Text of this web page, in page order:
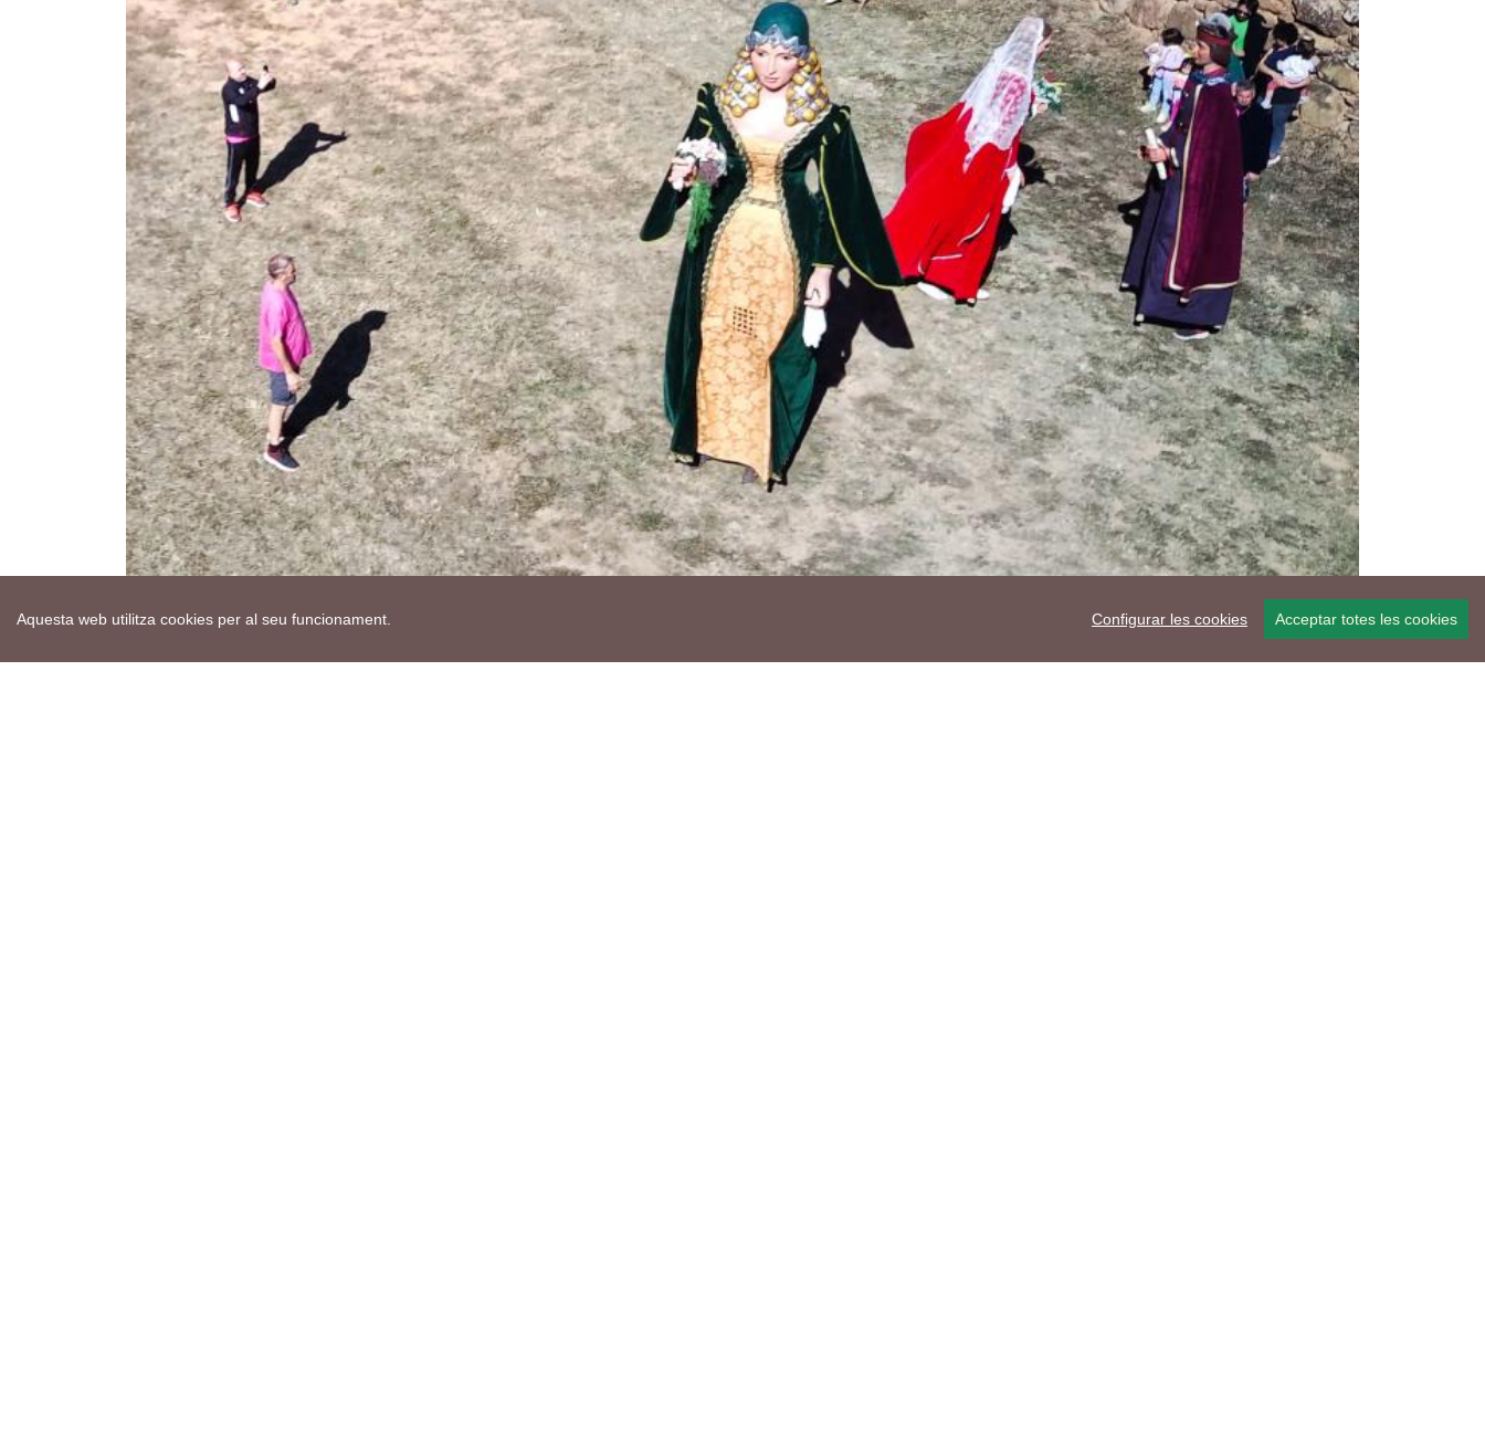
Aquesta web utilitza cookies per al seu funcionament. Configurar les cookies Acceptar totes les cookies
Ho vols compartir?